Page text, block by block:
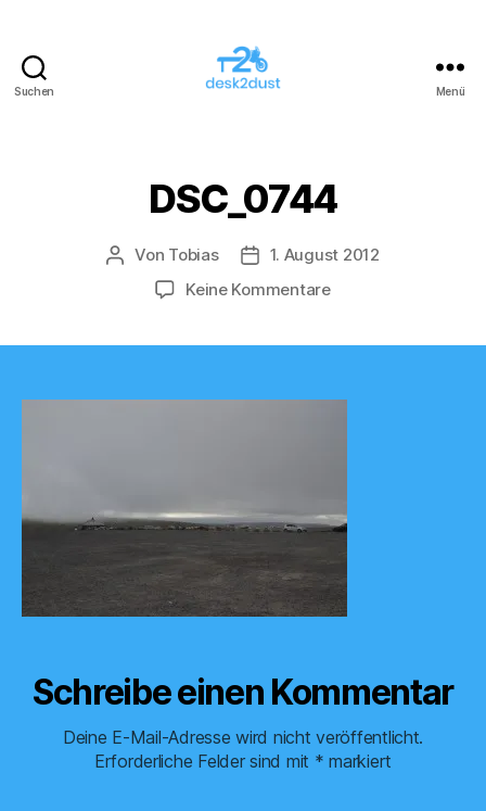
Suchen Menü
DSC_0744
Beitragsautor
Von Tobias Veröffentlichungsdatum
1. August 2012
Keine Kommentarezu
Schreibe einen Kommentar
Deine E-Mail-Adresse wird nicht veröffentlicht.
Erforderliche Felder sind mit * markiert